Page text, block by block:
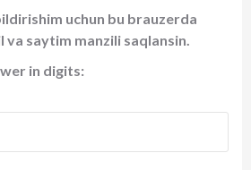
uchun bu brauzerda
va saytim manzili saqlansin.
in digits: